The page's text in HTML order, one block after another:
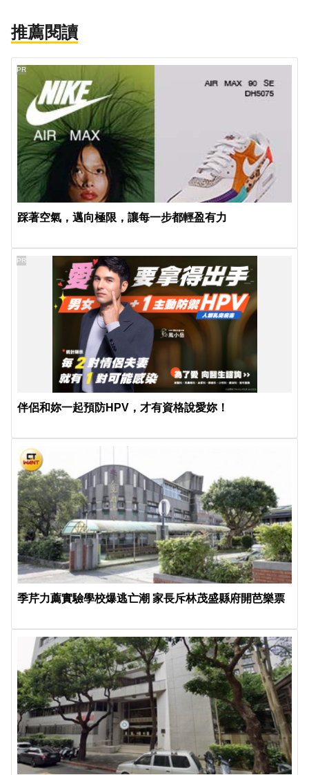
推薦閱讀
踩著空氣，邁向極限，讓每一步都輕盈有力
PR
伴侶和妳一起預防HPV，才有資格說愛妳！
PR
季芹力薦實驗學校爆逃亡潮 家長斥林茂盛縣府開芭樂票